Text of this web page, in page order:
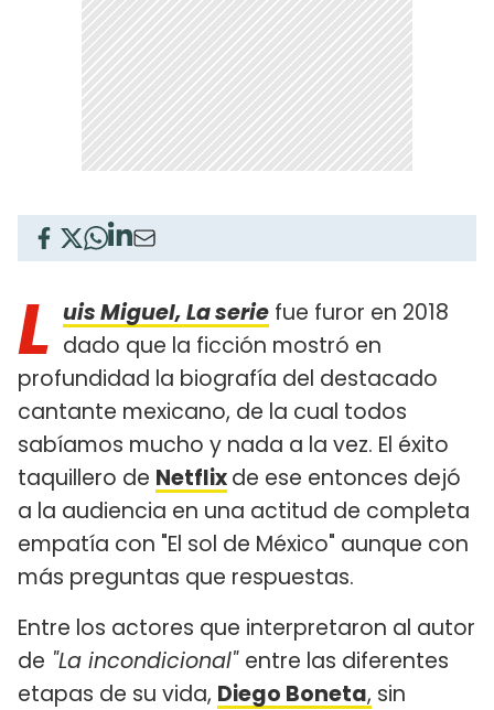
L uis Miguel, La serie fue furor en 2018
dado que la ficción mostró en
profundidad la biografía del destacado
cantante mexicano, de la cual todos
sabíamos mucho y nada a la vez. El éxito
taquillero de Netflixde ese entonces dejó
a la audiencia en una actitud de completa
empatía con "El sol de México" aunque con
más preguntas que respuestas.
Entre los actores que interpretaron al autor
de "La incondicional" entre las diferentes
etapas de su vida, Diego Boneta, sin